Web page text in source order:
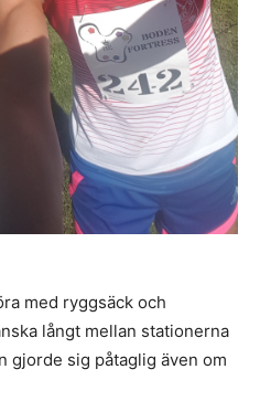
med ryggsäck och
långt mellan stationerna
gjorde sig påtaglig även om